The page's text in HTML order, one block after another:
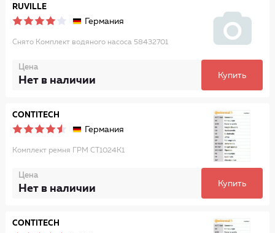
RUVILLE
Германия
Снято Комплект водяного насоса 58432701
Цена
Нет в наличии Купить
CONTITECH
Германия
Комплект ремня ГРМ CT1024K1
Цена
Нет в наличии Купить
CONTITECH